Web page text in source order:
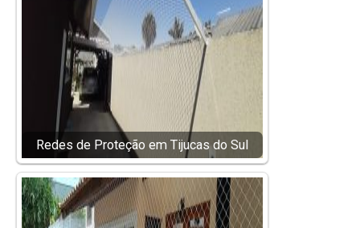
Redes de Proteção em Tijucas do Sul